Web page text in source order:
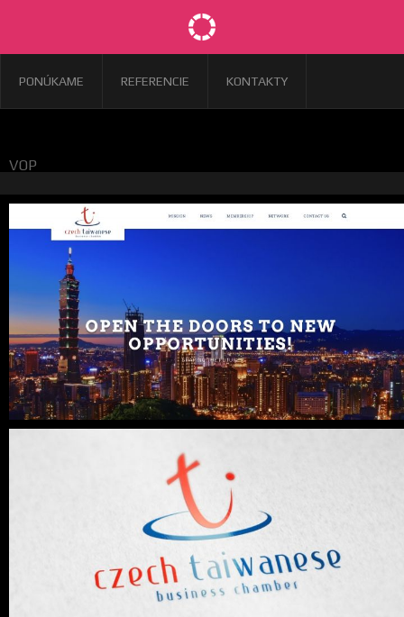
PONÚKAME REFERENCIE KONTAKTY
VOP